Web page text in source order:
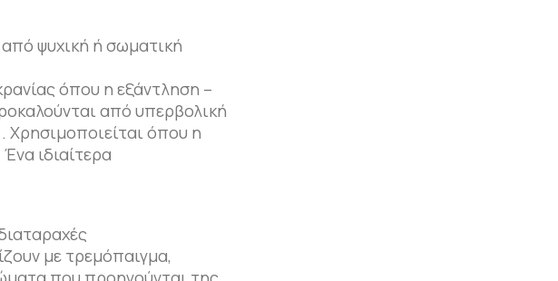
ψυχική ή σωματική
όπου η εξάντληση –
από υπερβολική
όπου η
ιδιαίτερα
με τρεμόπαιγμα,